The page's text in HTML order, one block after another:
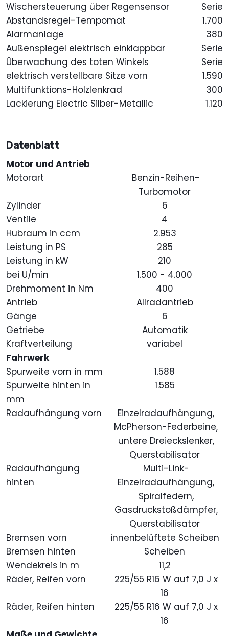
Wischersteuerung über Regensensor
Serie
Abstandsregel-Tempomat
1.700
Alarmanlage
380
Außenspiegel elektrisch einklappbar
Serie
Überwachung des toten Winkels
Serie
elektrisch verstellbare Sitze vorn
1.590
Multifunktions-Holzlenkrad
300
Lackierung Electric Silber-Metallic
1.120
Datenblatt
Motor und Antrieb
Motorart
Benzin-Reihen-
Turbomotor
Zylinder
6
Ventile
4
Hubraum in ccm
2.953
Leistung in PS
285
Leistung in kW
210
bei U/min
1.500 - 4.000
Drehmoment in Nm
400
Antrieb
Allradantrieb
Gänge
6
Getriebe
Automatik
Kraftverteilung
variabel
Fahrwerk
Spurweite vorn in mm
1.588
Spurweite hinten in
mm
1.585
Radaufhängung vorn
Einzelradaufhängung,
McPherson-Federbeine,
untere Dreieckslenker,
Querstabilisator
Radaufhängung
hinten
Multi-Link-
Einzelradaufhängung,
Spiralfedern,
Gasdruckstoßdämpfer,
Querstabilisator
Bremsen vorn
innenbelüftete Scheiben
Bremsen hinten
Scheiben
Wendekreis in m
11,2
Räder, Reifen vorn
225/55 R16 W auf 7,0 J x
16
Räder, Reifen hinten
225/55 R16 W auf 7,0 J x
16